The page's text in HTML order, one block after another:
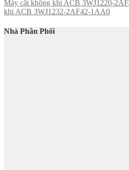
Máy cắt không khi ACB 3WJ1220-
khi ACB 3WJ1232-2AF42-1AA0
Nhà Phân Phối